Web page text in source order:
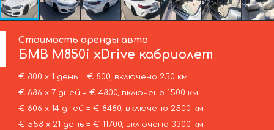
Стоимость аренды авто
БМВ M850i xDrive кабриолет
€ 800 х 1 день = € 800, включено 250 км
€ 686 х 7 дней = € 4800, включено 1500 км
€ 606 х 14 дней = € 8480, включено 2500 км
€ 558 х 21 день = € 11700, включено 3300 км